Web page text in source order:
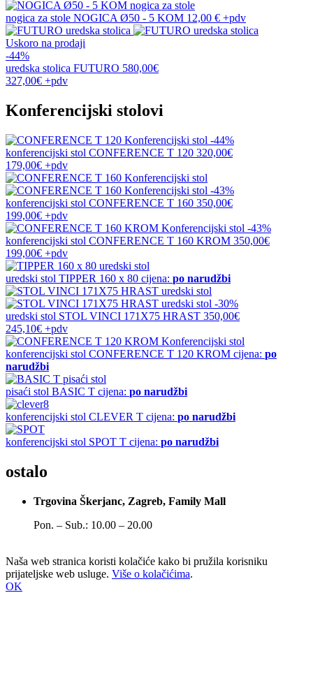
nogica za stole NOGICA Ø50 - 5 KOM 12,00 € +pdv
Uskoro na prodaji
-44%
uredska stolica FUTURO 580,00€
327,00€ +pdv
Konferencijski stolovi
-44%
konferencijski stol CONFERENCE T 120 320,00€
179,00€ +pdv
-43%
konferencijski stol CONFERENCE T 160 350,00€
199,00€ +pdv
-43%
konferencijski stol CONFERENCE T 160 KROM 350,00€
199,00€ +pdv
uredski stol TIPPER 160 x 80 cijena: po narudžbi
-30%
uredski stol STOL VINCI 171X75 HRAST 350,00€
245,10€ +pdv
konferencijski stol CONFERENCE T 120 KROM cijena: po
narudžbi
pisaći stol BASIC T cijena: po narudžbi
konferencijski stol CLEVER T cijena: po narudžbi
konferencijski stol SPOT T cijena: po narudžbi
ostalo
Trgovina Škerjanc, Zagreb, Family Mall
Pon. – Sub.: 10.00 – 20.00
Naša web stranica koristi kolačiće kako bi pružila korisniku
prijateljske web usluge. Više o kolačićima.
OK